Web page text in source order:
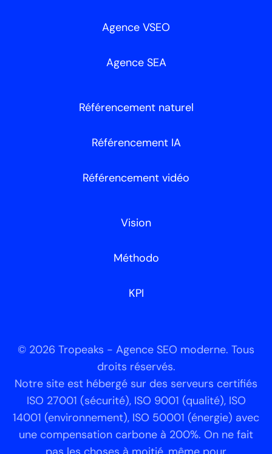
Agence VSEO
Agence SEA
Référencement naturel
Référencement IA
Référencement vidéo
Vision
Méthodo
KPI
© 2026 Tropeaks - Agence SEO moderne. Tous
droits réservés.
Notre site est hébergé sur des serveurs certifiés
ISO 27001 (sécurité), ISO 9001 (qualité), ISO
14001 (environnement), ISO 50001 (énergie) avec
une compensation carbone à 200%. On ne fait